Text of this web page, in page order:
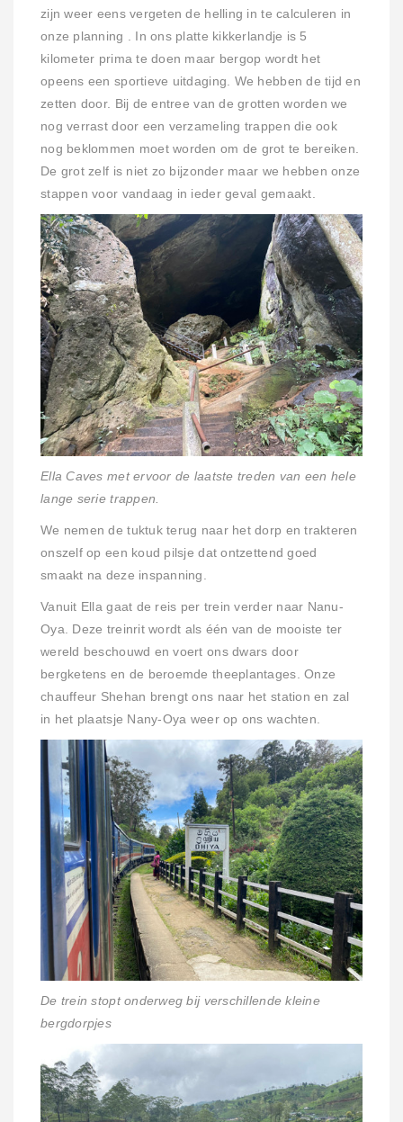
zijn weer eens vergeten de helling in te calculeren in
onze planning . In ons platte kikkerlandje is 5
kilometer prima te doen maar bergop wordt het
opeens een sportieve uitdaging. We hebben de tijd en
zetten door. Bij de entree van de grotten worden we
nog verrast door een verzameling trappen die ook
nog beklommen moet worden om de grot te bereiken.
De grot zelf is niet zo bijzonder maar we hebben onze
stappen voor vandaag in ieder geval gemaakt.
Ella Caves met ervoor de laatste treden van een hele
lange serie trappen.
We nemen de tuktuk terug naar het dorp en trakteren
onszelf op een koud pilsje dat ontzettend goed
smaakt na deze inspanning.
Vanuit Ella gaat de reis per trein verder naar Nanu-
Oya. Deze treinrit wordt als één van de mooiste ter
wereld beschouwd en voert ons dwars door
bergketens en de beroemde theeplantages. Onze
chauffeur Shehan brengt ons naar het station en zal
in het plaatsje Nany-Oya weer op ons wachten.
De trein stopt onderweg bij verschillende kleine
bergdorpjes